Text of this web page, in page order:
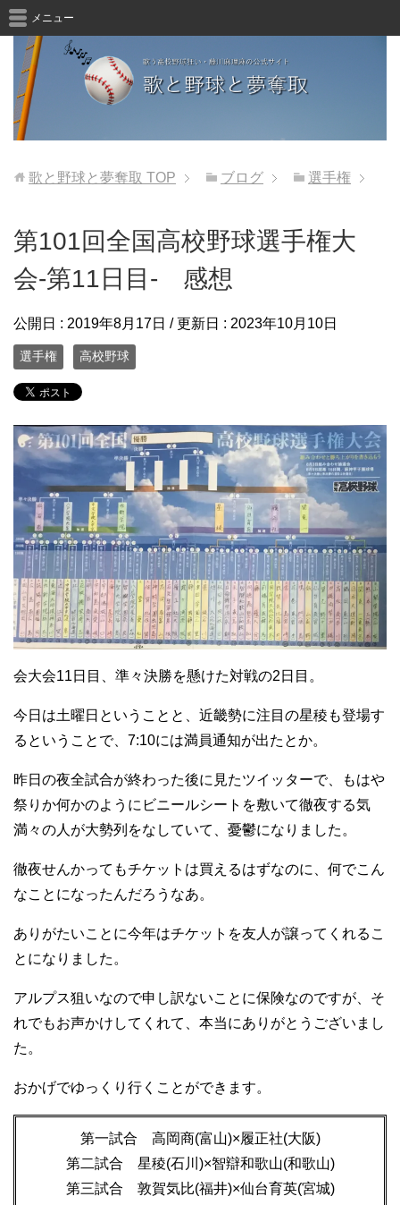
メニュー
歌と野球と夢奪取 TOP ブログ 選手権
第101回全国高校野球選手権大
会-第11日目- 感想
公開日 : 2019年8月17日 / 更新日 : 2023年10月10日
選手権 高校野球
会大会11日目、準々決勝を懸けた対戦の2日目。
今日は土曜日ということと、近畿勢に注目の星稜も登場す
るということで、7:10には満員通知が出たとか。
昨日の夜全試合が終わった後に見たツイッターで、もはや
祭りか何かのようにビニールシートを敷いて徹夜する気
満々の人が大勢列をなしていて、憂鬱になりました。
徹夜せんかってもチケットは買えるはずなのに、何でこん
なことになったんだろうなあ。
ありがたいことに今年はチケットを友人が譲ってくれるこ
とになりました。
アルプス狙いなので申し訳ないことに保険なのですが、そ
れでもお声かけしてくれて、本当にありがとうございまし
た。
おかげでゆっくり行くことができます。
第一試合 高岡商(富山)×履正社(大阪)
第二試合 星稜(石川)×智辯和歌山(和歌山)
第三試合 敦賀気比(福井)×仙台育英(宮城)